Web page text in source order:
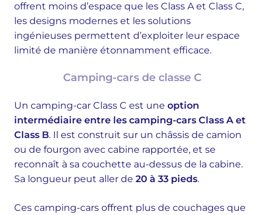
offrent moins d’espace que les Class A et Class C,
les designs modernes et les solutions
ingénieuses permettent d’exploiter leur espace
limité de manière étonnamment efficace.
Camping-cars de classe C
Un camping-car Class C est une option
intermédiaire entre les camping-cars Class A et
Class B. Il est construit sur un châssis de camion
ou de fourgon avec cabine rapportée, et se
reconnaît à sa couchette au-dessus de la cabine.
Sa longueur peut aller de 20 à 33 pieds.
Ces camping-cars offrent plus de couchages que